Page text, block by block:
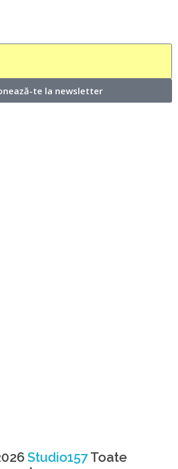
te la newsletter
Studio157Toate